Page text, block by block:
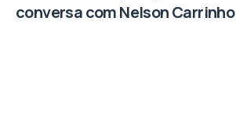
conversa com Nelson Carrinho